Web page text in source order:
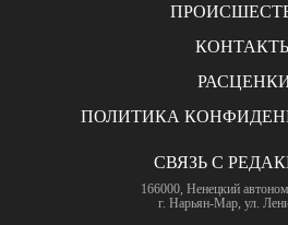
ПОЛИТИКА
СВЯЗЬ С
166000, Ненецкий
г. Нарьян-Мар, ул.